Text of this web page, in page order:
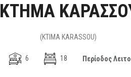
ΚΤΗΜΑ
(KTIMA KARASSOU)
6
18 Περίοδος